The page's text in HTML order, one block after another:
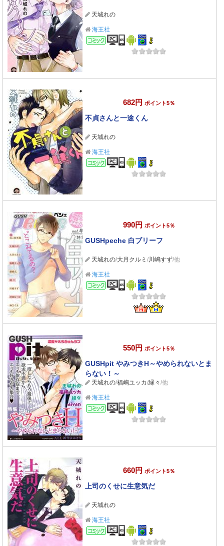
天城れの
海王社
コミック
682円 ポイント5％
不貞さんと一途くん
天城れの
海王社
コミック
990円 ポイント5％
GUSHpeche 白ブリーフ
天城れの/大月クルミ /川嶋すず/他
海王社
コミック
550円 ポイント5％
GUSHpit やみつきH～やめられないとま
らない！～
天城れの/福嶋ユッカ/縁々/他
海王社
コミック
660円 ポイント5％
上司のくせに生意気だ
天城れの
海王社
コミック